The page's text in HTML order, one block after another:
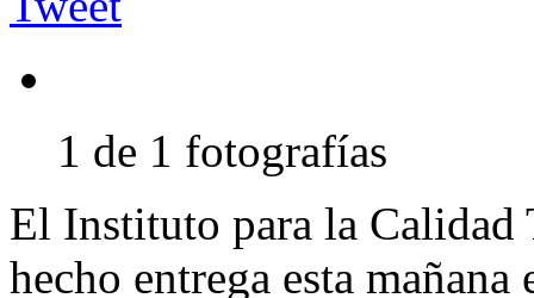
1 de 1 fotografías
El Instituto para la
hecho entrega esta